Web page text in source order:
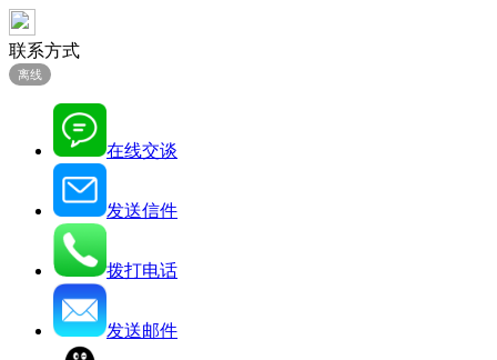
联系方式
离线
在线交谈
发送信件
拨打电话
发送邮件